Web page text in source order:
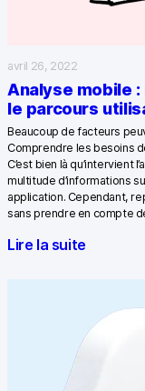
avril 26, 2022
Analyse mobile
le parcours
Beaucoup de facteurs
Comprendre les besoins
C’est bien là qu’intervient
multitude d’informations
application. Cependant,
sans prendre en compte
Lire la suite